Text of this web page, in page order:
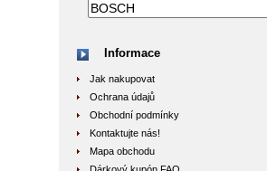
Informace
Jak nakupovat
Ochrana údajů
Obchodní podmínky
Kontaktujte nás!
Mapa obchodu